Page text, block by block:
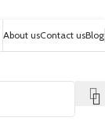
About usContact usBlog